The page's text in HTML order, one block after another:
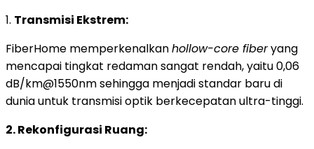
1. Transmisi Ekstrem:
FiberHome memperkenalkanhollow-core fiberyang
mencapai tingkat redaman sangat rendah, yaitu 0,06
dB/km@1550nm sehingga menjadi standar baru di
dunia untuk transmisi optik berkecepatan ultra-tinggi.
2. Rekonfigurasi Ruang: